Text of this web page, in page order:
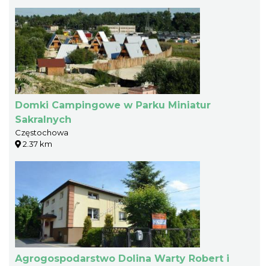
Domki Campingowe w Parku Miniatur
Sakralnych
Częstochowa
2.37 km
Agrogospodarstwo Dolina Warty Robert i